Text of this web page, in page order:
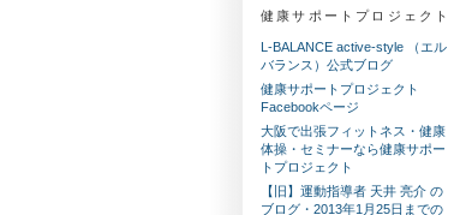
健康サポートプロジェクト
L-BALANCE active-style （エル
バランス）公式ブログ
健康サポートプロジェクト
Facebookページ
大阪で出張フィットネス・健康
体操・セミナーなら健康サポー
トプロジェクト
【旧】運動指導者 天井 亮介 の
ブログ・2013年1月25日までの